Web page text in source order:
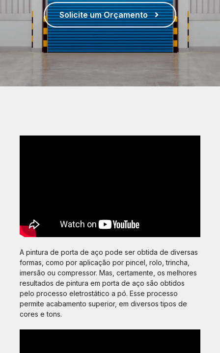
Solicite um Orçamento
A pintura de porta de aço pode ser obtida de diversas
formas, como por aplicação por pincel, rolo, trincha,
imersão ou compressor. Mas, certamente, os melhores
resultados de pintura em porta de aço são obtidos
pelo processo eletrostático a pó. Esse processo
permite acabamento superior, em diversos tipos de
cores e tons.